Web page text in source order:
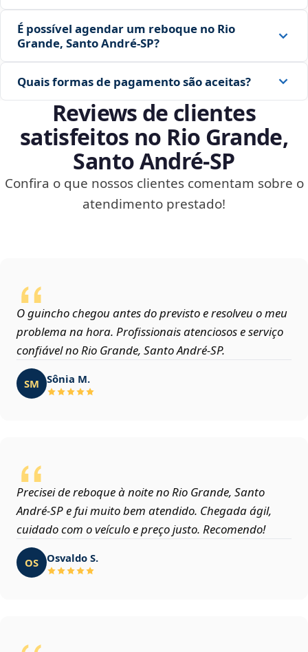
É possível agendar um reboque no Rio
Grande, Santo André‑SP?
Quais formas de pagamento são aceitas?
Reviews de clientes
satisfeitos no Rio Grande,
Santo André‑SP
Confira o que nossos clientes comentam sobre o
atendimento prestado!
O guincho chegou antes do previsto e resolveu o meu
problema na hora. Profissionais atenciosos e serviço
confiável no Rio Grande, Santo André‑SP.
SM Sônia M.
Precisei de reboque à noite no Rio Grande, Santo
André‑SP e fui muito bem atendido. Chegada ágil,
cuidado com o veículo e preço justo. Recomendo!
OS Osvaldo S.